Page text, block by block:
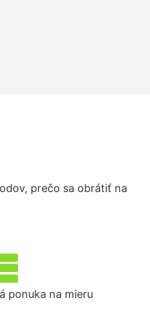
prečo sa obrátiť na
ponuka na mieru